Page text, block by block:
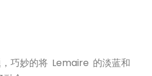
巧妙的将 Lemaire 的淡蓝和